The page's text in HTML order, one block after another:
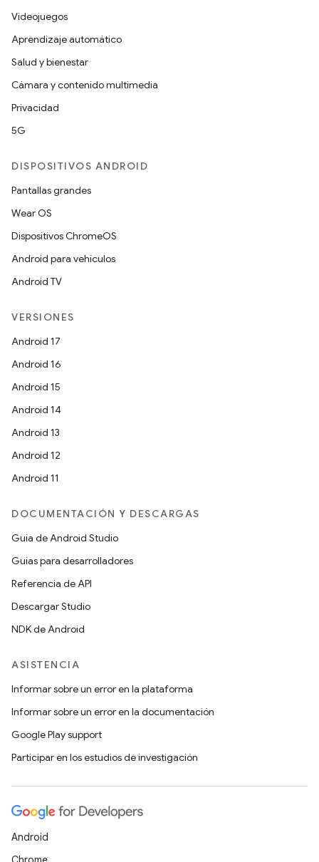
Videojuegos
Aprendizaje automático
Salud y bienestar
Cámara y contenido multimedia
Privacidad
5G
DISPOSITIVOS ANDROID
Pantallas grandes
Wear OS
Dispositivos ChromeOS
Android para vehículos
Android TV
VERSIONES
Android 17
Android 16
Android 15
Android 14
Android 13
Android 12
Android 11
DOCUMENTACIÓN Y DESCARGAS
Guía de Android Studio
Guías para desarrolladores
Referencia de API
Descargar Studio
NDK de Android
ASISTENCIA
Informar sobre un error en la plataforma
Informar sobre un error en la documentación
Google Play support
Participar en los estudios de investigación
Android